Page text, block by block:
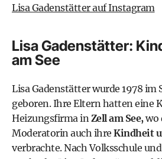
Lisa Gadenstätter auf Instagram
Lisa Gadenstätter:
am See
Lisa Gadenstätter wurde 1978 im
geboren. Ihre Eltern hatten eine
Heizungsfirma inZell am See,wo
Moderatorin auch ihre Kindheit
verbrachte. Nach Volksschule